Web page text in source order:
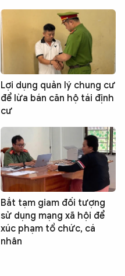
Lợi dụng quản lý chung cư
để lừa bán căn hộ tái định
cư
Bắt tạm giam đối tượng
sử dụng mạng xã hội để
xúc phạm tổ chức, cá
nhân